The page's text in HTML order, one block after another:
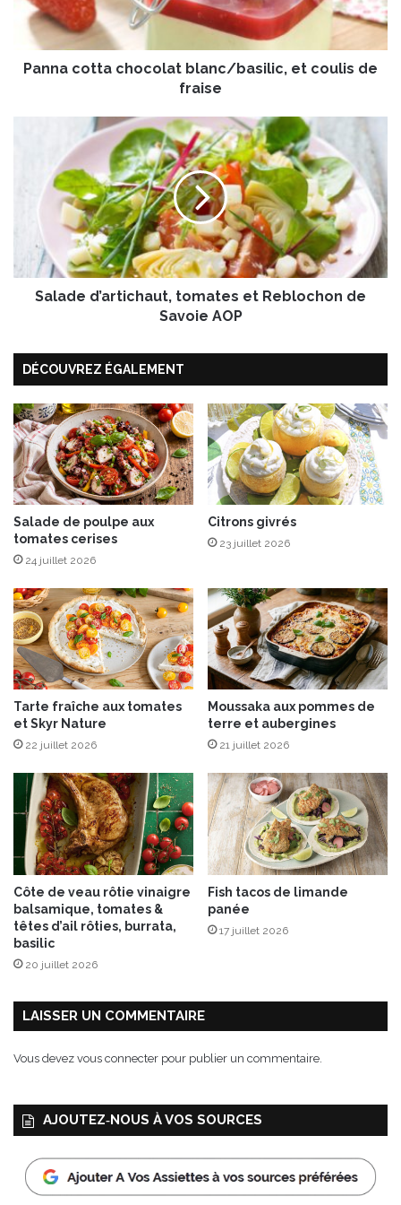
s
i
l
i
c
,
e
t
c
o
l
i
s
d
e
f
r
a
i
Panna cotta chocolat blanc/basilic, et coulis de
fraise
a
c
a
u
t
,
t
o
m
a
t
e
e
t
R
e
b
l
o
c
h
a
v
o
i
e
O
Salade d’artichaut, tomates et Reblochon de
Savoie AOP
DÉCOUVREZ ÉGALEMENT
Salade de poulpe aux
tomates cerises
24 juillet 2026
Citrons givrés
23 juillet 2026
Tarte fraîche aux tomates
et Skyr Nature
22 juillet 2026
Moussaka aux pommes de
terre et aubergines
21 juillet 2026
Côte de veau rôtie vinaigre
balsamique, tomates &
têtes d’ail rôties, burrata,
basilic
20 juillet 2026
Fish tacos de limande
panée
17 juillet 2026
LAISSER UN COMMENTAIRE
Vous devez vous connecter pour publier un commentaire.
AJOUTEZ‑NOUS À VOS SOURCES